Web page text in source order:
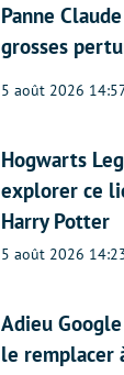
Panne
grosses
5 août 2026
Hogwarts
explorer ce
Harry Potter
5 août 2026
Adieu
le remplacer